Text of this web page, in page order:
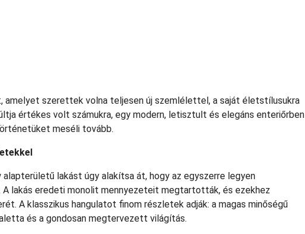
amelyet szerettek volna teljesen új szemlélettel, a saját életstílusukra
értékes volt számukra, egy modern, letisztult és elegáns enteriőrben
meséli tovább.
lakást úgy alakítsa át, hogy az egyszerre legyen
A lakás eredeti monolit mennyezeteit megtartották, és ezekhez
A klasszikus hangulatot finom részletek adják: a magas minőségű
és a gondosan megtervezett világítás.